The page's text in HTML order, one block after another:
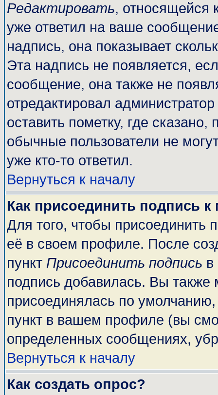
Редактировать, относящейся
уже ответил на ваше
надпись, она показывает
Эта надпись не появляется,
сообщение, она также не
отредактировал
оставить пометку, где
обычные пользователи не
уже кто-то ответил.
Вернуться к началу
Как присоединить подпись
Для того, чтобы присоединить
её в своем профиле. После
пункт Присоединить подпись
подпись добавилась. Вы также
присоединялась по
пункт в вашем профиле (вы
определенных сообщениях,
Вернуться к началу
Как создать опрос?